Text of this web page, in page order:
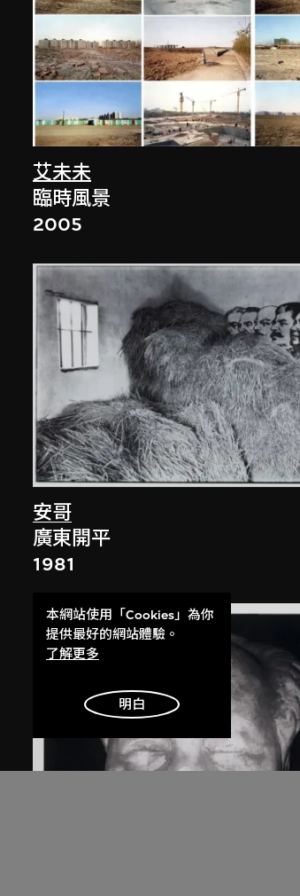
艾未未
臨時風景
2005
安哥
廣東開平
1981
本網站使用「Cookies」為你
提供最好的網站體驗。
了解更多
明白